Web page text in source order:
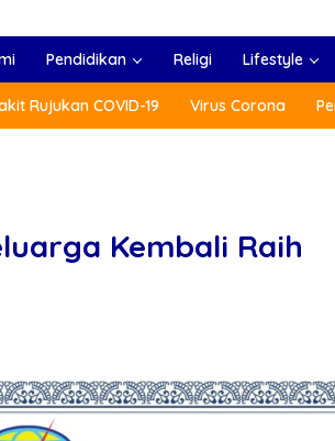
Pendidikan Religi Lifestyle
Rujukan COVID-19 Virus Corona
Kembali Raih